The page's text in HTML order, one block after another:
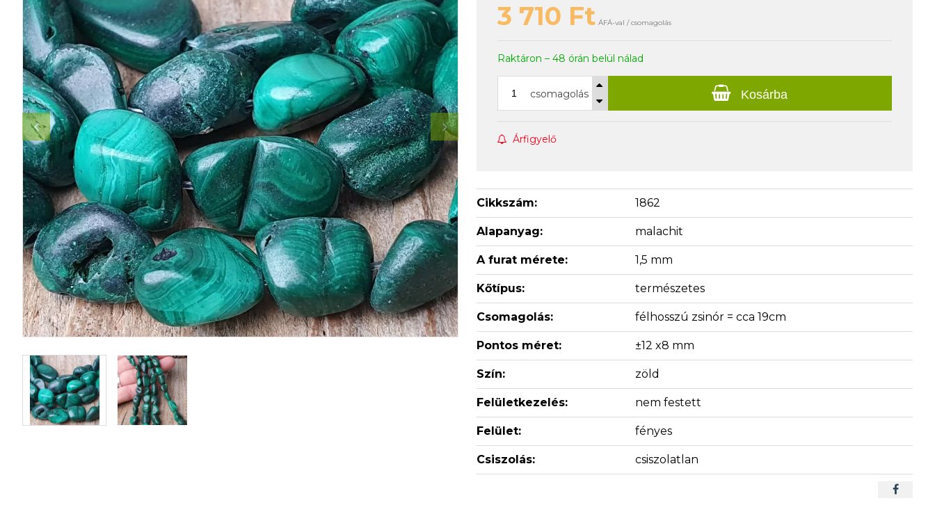
3 710 Ft ÁFÁ-val / csomagolás
Raktáron – 48 órán belül nálad
csomagolás Kosárba
Árfigyelő
Cikkszám: 1862
Alapanyag: malachit
A furat mérete: 1,5 mm
Kőtípus: természetes
Csomagolás: félhosszú zsinór = cca 19cm
Pontos méret: ±12 x8 mm
Szín: zöld
Felületkezelés: nem festett
Felület: fényes
Csiszolás: csiszolatlan